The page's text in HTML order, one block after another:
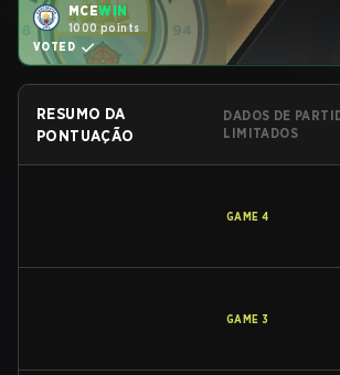
MCEWIN
1000 points
VOTED
RESUMO DA
PONTUAÇÃO
DADOS DE
LIMITADOS
GAME 4
GAME 3